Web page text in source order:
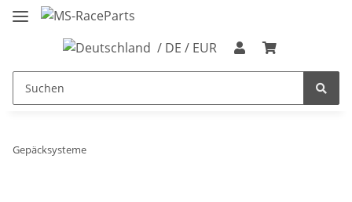
/ DE / EUR
Gepäcksysteme